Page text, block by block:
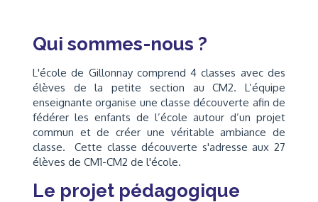
Qui sommes-nous ?
L'école de Gillonnay comprend 4 classes avec des
élèves de la petite section au CM2. L’équipe
enseignante organise une classe découverte afin de
fédérer les enfants de l’école autour d’un projet
commun et de créer une véritable ambiance de
classe. Cette classe découverte s'adresse aux 27
élèves de CM1-CM2 de l'école.
Le projet pédagogique